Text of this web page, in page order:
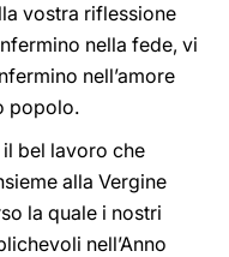
vostra riflessione
nella fede, vi
nell’amore
popolo.
bel lavoro che
alla Vergine
la quale i nostri
nell’Anno